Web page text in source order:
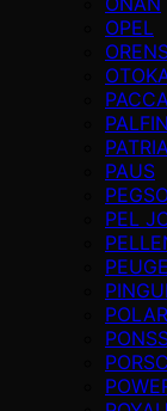
OPEL
PATRIA
PAUS
PEL